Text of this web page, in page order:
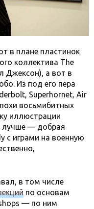
в плане пластинок
коллектива The
Джексон), а вот в
Из под его пера
Superhornet, Air
восьмибитных
иллюстрации
лучше — добрая
с играми на военную
в том числе
по основам
— по ним